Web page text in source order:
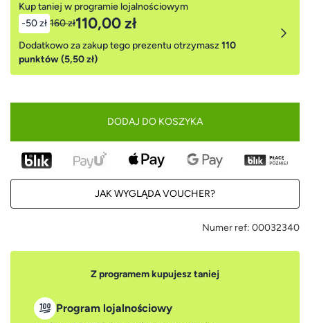
Kup taniej w programie lojalnościowym
-50 zł 160 zł110,00 zł
Dodatkowo za zakup tego prezentu otrzymasz110
punktów (5,50 zł)
DODAJ DO KOSZYKA
JAK WYGLĄDA VOUCHER?
Numer ref: 00032340
Z programem kupujesz taniej
Program lojalnościowy